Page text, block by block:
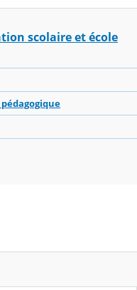
scolaire et école